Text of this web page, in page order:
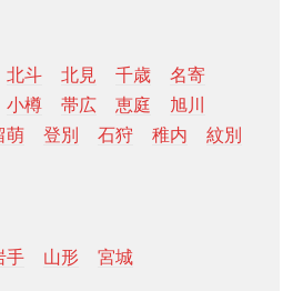
北斗 北見 千歳
名寄
小樽 帯広 恵庭
旭川
萌 登別 石狩 稚内
紋別
手 山形 宮城